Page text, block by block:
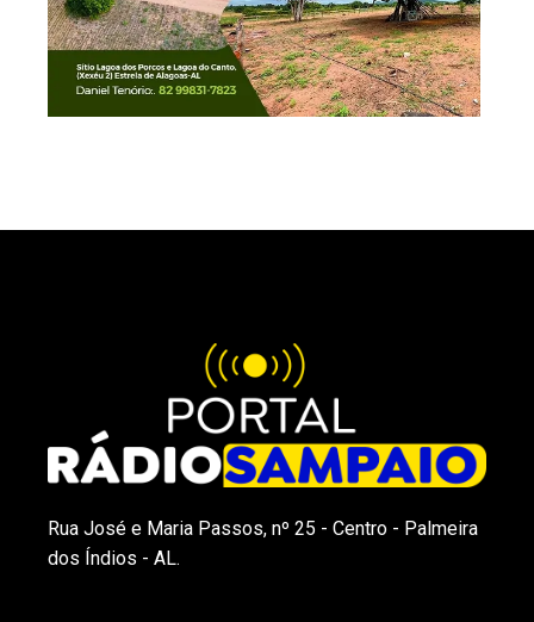
Rua José e Maria Passos, nº 25 - Centro - Palmeira
dos Índios - AL.